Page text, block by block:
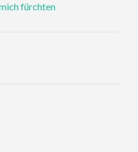
fürchten